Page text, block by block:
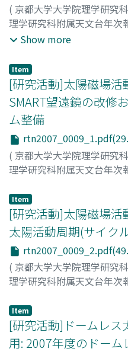
( 京都大学大学院理学研究
理学研究科附属天文台年次
年),2008,pp.6-7
Show more
Item
[研究活動]太陽磁場活
SMART望遠鏡の改修
ム整備
( 京都大学大学院理学研究
理学研究科附属天文台年次
北井, 礼三郎
Item
[研究活動]太陽磁場活
太陽活動周期(サイク
( 京都大学大学院理学研究
理学研究科附属天文台年次
石井, 貴子
Item
[研究活動]ドームレス
用: 2007年度のドー